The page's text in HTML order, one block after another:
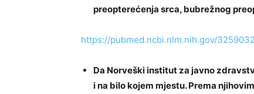
preopterećenja srca, bubrežnog
https://pubmed.ncbi.nlm.nih.gov/
Da Norveški institut za javno
i na bilo kojem mjestu. Prema